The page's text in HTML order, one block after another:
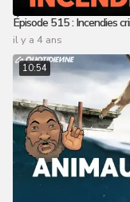
Épisode 515 : Incendies
il y a 4 ans
10:54